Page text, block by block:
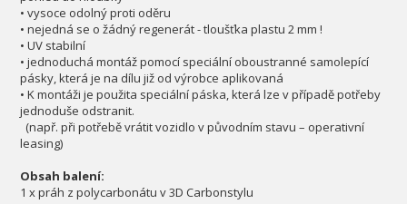
• vysoce odolný proti oděru
• nejedná se o žádný regenerát - tloušťka plastu 2 mm !
• UV stabilní
• jednoduchá montáž pomocí speciální oboustranné samolepící
pásky, která je na dílu již od výrobce aplikovaná
• K montáži je použita speciální páska, která lze v případě potřeby
jednoduše odstranit.
(např. při potřebě vrátit vozidlo v původním stavu – operativní
leasing)
Obsah balení:
1 x práh z polycarbonátu v 3D Carbonstylu